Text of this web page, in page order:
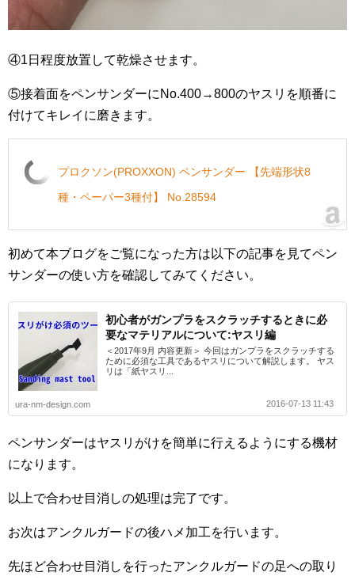
④1日程度放置して乾燥させます。
⑤接着面をペンサンダーにNo.400→800のヤスリを順番に
付けてキレイに磨きます。
プロクソン(PROXXON) ペンサンダー 【先端形状8
種・ペーパー3種付】 No.28594
初めて本ブログをご覧になった方は以下の記事を見てペン
サンダーの使い方を確認してみてください。
初心者がガンプラをスクラッチするときに必
要なマテリアルについて:ヤスリ編
＜2017年9月 内容更新＞ 今回はガンプラをスクラッチする
ために必須な工具であるヤスリについて解説します。 ヤス
リは「紙ヤスリ...
ura-nm-design.com 2016-07-13 11:43
ペンサンダーはヤスリがけを簡単に行えるようにする機材
になります。
以上で合わせ目消しの処理は完了です。
お次はアンクルガードの後ハメ加工を行います。
先ほど合わせ目消しを行ったアンクルガードの足への取り